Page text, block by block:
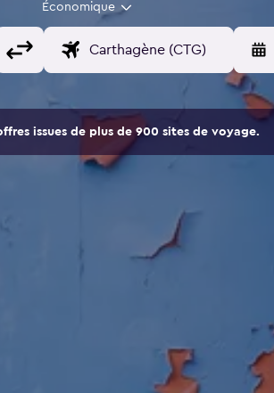
Économique
issues de plus de 900 sites de voyage.